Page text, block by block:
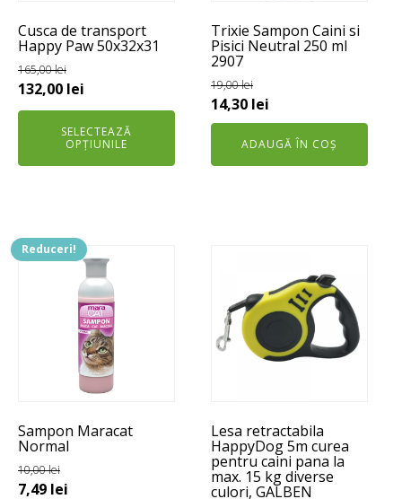
Cusca de transport
Happy Paw 50x32x31
165,00lei
Prețul
inițial
132,00 lei
curent
este:
132,00 lei.
SELECTEAZĂ
OPȚIUNILE
fi
alese
în
pagina
produsului.
Trixie Sampon Caini si
Pisici Neutral 250 ml
2907
19,00lei
Prețul
inițial
fost:
14,30 lei
curent
este:
14,30 lei.
ADAUGĂ ÎN COȘ
Reduceri!
Sampon Maracat
Normal
10,00lei
Prețul
7,49 lei
Lesa retractabila
HappyDog 5m curea
pentru caini pana la
max. 15 kg diverse
culori, GALBEN